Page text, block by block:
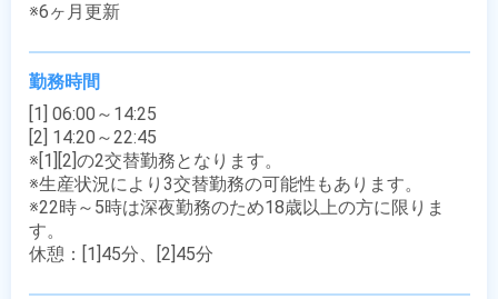
※6ヶ月更新
勤務時間
[1] 06:00～14:25
[2] 14:20～22:45
※[1][2]の2交替勤務となります。
※生産状況により3交替勤務の可能性もあります。
※22時～5時は深夜勤務のため18歳以上の方に限りま
す。
休憩：[1]45分、[2]45分